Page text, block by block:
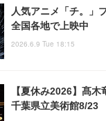
人気アニメ「チ。」
全国各地で上映中
2026.6.9 Tue 18:15
【夏休み2026】髙
千葉県立美術館8/23